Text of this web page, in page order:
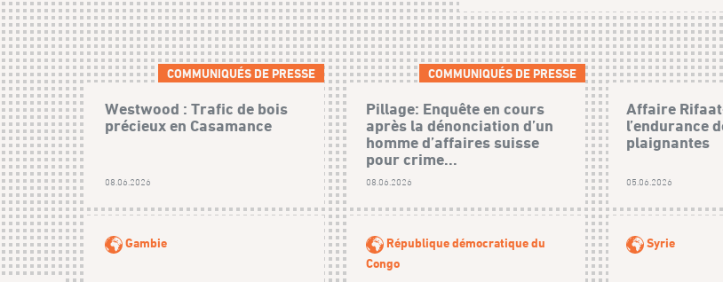
COMMUNIQUÉS DE PRESSE
Westwood : Trafic de bois
précieux en Casamance
08.06.2026
Gambie
COMMUNIQUÉS DE PRESSE
Pillage: Enquête en cours
après la dénonciation d’un
homme d’affaires suisse
pour crime...
08.06.2026
République démocratique du
Congo
Affaire
l’endurance
plaignantes
05.06.2026
Syrie